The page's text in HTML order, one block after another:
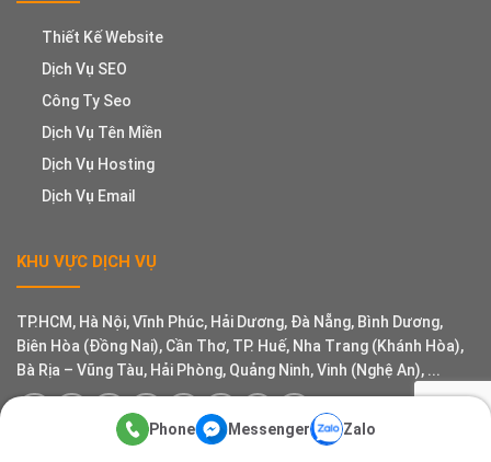
Thiết Kế Website
Dịch Vụ SEO
Công Ty Seo
Dịch Vụ Tên Miền
Dịch Vụ Hosting
Dịch Vụ Email
KHU VỰC DỊCH VỤ
TP.HCM, Hà Nội, Vĩnh Phúc, Hải Dương, Đà Nẵng, Bình Dương,
Biên Hòa (Đồng Nai), Cần Thơ, TP. Huế, Nha Trang (Khánh Hòa),
Bà Rịa – Vũng Tàu, Hải Phòng, Quảng Ninh, Vinh (Nghệ An), ...
Phone Messenger Zalo